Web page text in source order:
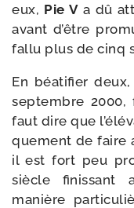
eux, Pie Va dû
avant d’être
fal­lu plus de cinq
En béa­ti­fier
sep­tembre
faut dire que
que­ment de faire
il est fort peu
siècle finis­sant
manière